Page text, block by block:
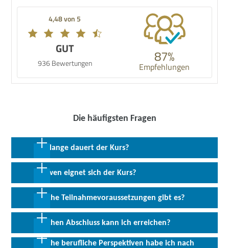
4,48 von 5
GUT
936 Bewertungen 87%
Empfehlungen
Die häufigsten Fragen
Wie lange dauert der Kurs?
24 Monate in Vollzeit inkl. 6 Monate Praktikum
Für wen eignet sich der Kurs?
Die Umschulung eignet sich für Arbeitssuchende mit oder ohne
Berufsausbildung, die sich für eine Tätigkeit im IT-Bereich
interessieren.
Welche Teilnahmevoraussetzungen gibt es?
Vorausgesetzt werden Deutschkenntnisse auf dem Niveau B2,
Englischkenntnisse auf dem Niveau B1 sowie EDV-
Grundkenntnisse.
Welchen Abschluss kann ich erreichen?
Welche berufliche Perspektiven habe ich nach